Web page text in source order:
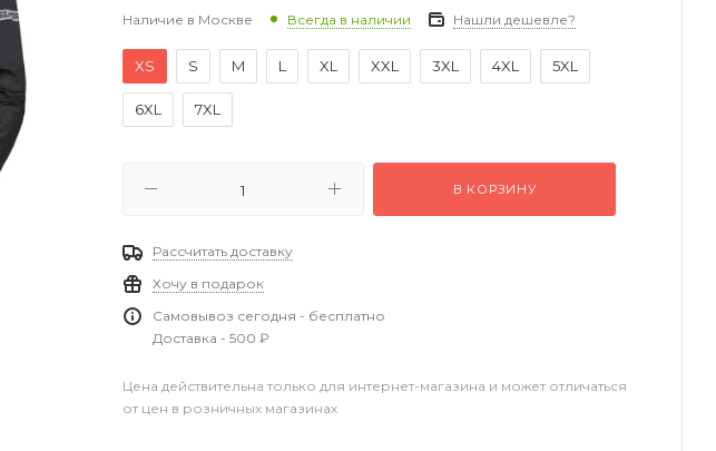
Наличие в Москве Всегда в наличии Нашли дешевле?
XS S M L XL XXL 3XL 4XL 5XL
6XL 7XL
В КОРЗИНУ
Рассчитать доставку
Хочу в подарок
Самовывоз сегодня - бесплатно
Доставка - 500 ₽
Цена действительна только для интернет-магазина и может отличаться
от цен в розничных магазинах